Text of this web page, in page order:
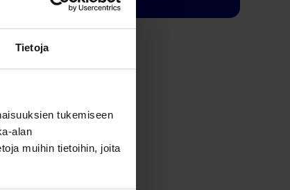
Tietoja
tukemiseen
alan
muihin tietoihin, joita